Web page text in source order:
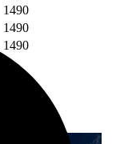
1490
1490
1490